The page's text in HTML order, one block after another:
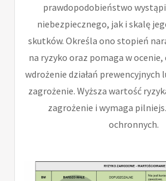
prawdopodobieństwo
niebezpiecznego, jak i skalę
skutków. Określa ono stopień
na ryzyko oraz pomaga w
wdrożenie działań prewencyjnych
zagrożenie. Wyższa wartość
zagrożenie i wymaga
ochronnych.